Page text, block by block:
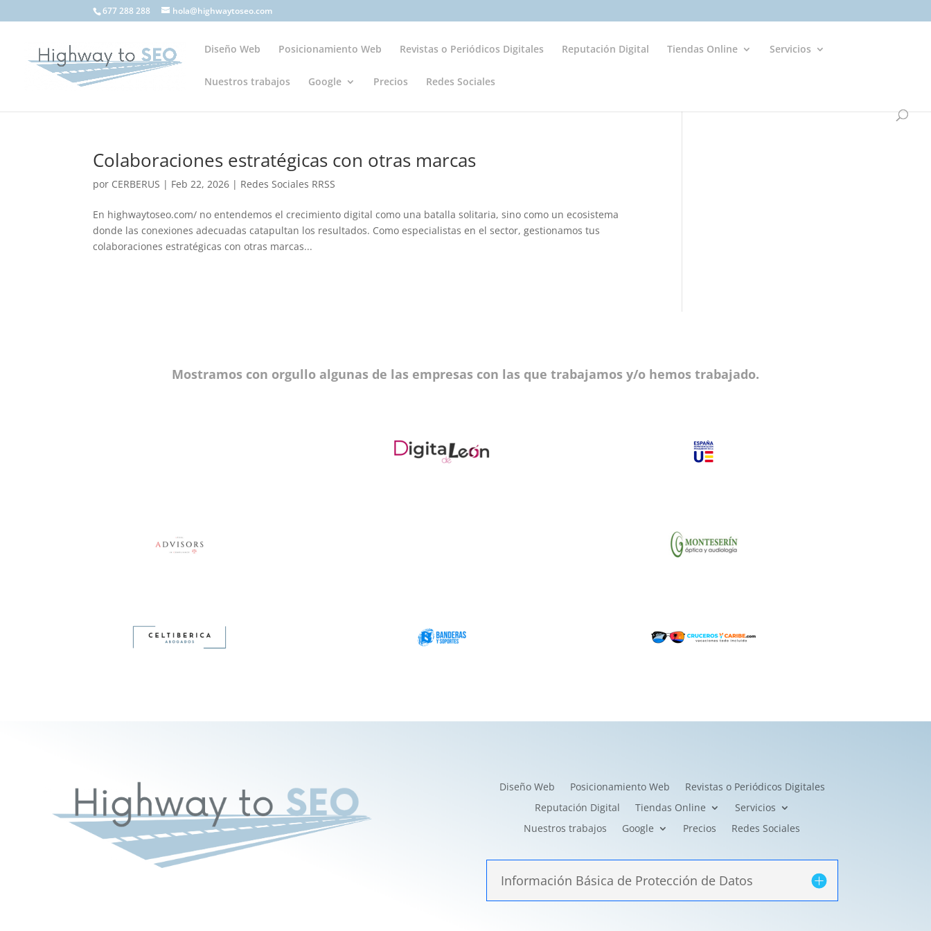
677 288 288 hola@highwaytoseo.com
Diseño Web Posicionamiento Web Revistas o Periódicos Digitales Reputación Digital Tiendas Online Servicios
Nuestros trabajos Google Precios Redes Sociales
Colaboraciones estratégicas con otras marcas
por CERBERUS | Feb 22, 2026 | Redes Sociales RRSS
En highwaytoseo.com/ no entendemos el crecimiento digital como una batalla solitaria, sino como un ecosistema
donde las conexiones adecuadas catapultan los resultados. Como especialistas en el sector, gestionamos tus
colaboraciones estratégicas con otras marcas...
Mostramos con orgullo algunas de las empresas con las que trabajamos y/o hemos trabajado.
Diseño Web Posicionamiento Web
Revistas o Periódicos Digitales
Reputación Digital
Tiendas Online
Servicios
Nuestros trabajos
Google Precios Redes Sociales
Información Básica de Protección de Datos